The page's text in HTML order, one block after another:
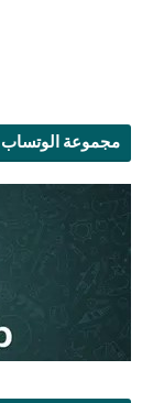
مجموعة الوتساب